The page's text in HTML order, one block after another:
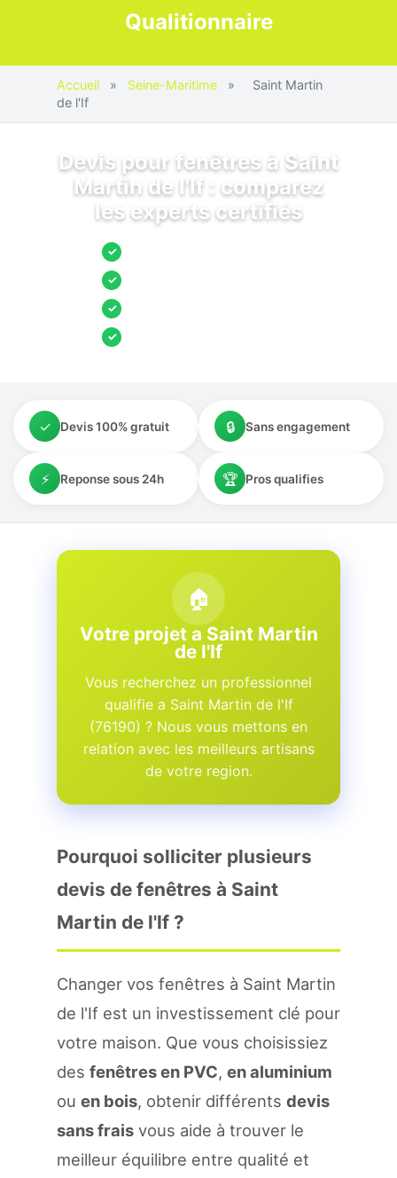
Qualitionnaire
Accueil » Seine-Maritime »
Saint Martin
de l'If
Devis pour fenêtres à Saint
Martin de l'If : comparez
les experts certifiés
✓
✓
✓
✓
✓ Devis 100% gratuit 🔒 Sans engagement
⚡ Reponse sous 24h 🏆 Pros qualifies
🏠
Votre projet a Saint Martin
de l'If
Vous recherchez un professionnel
qualifie a Saint Martin de l'If
(76190) ? Nous vous mettons en
relation avec les meilleurs artisans
de votre region.
Pourquoi solliciter plusieurs
devis de fenêtres à Saint
Martin de l'If ?
Changer vos fenêtres à Saint Martin
de l'If est un investissement clé pour
votre maison. Que vous choisissiez
des fenêtres en PVC, en aluminium
ou en bois, obtenir différents devis
sans frais vous aide à trouver le
meilleur équilibre entre qualité et